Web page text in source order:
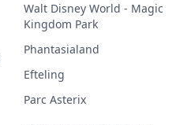
Walt Disney World - Magic
Kingdom Park
Phantasialand
Efteling
Parc Asterix